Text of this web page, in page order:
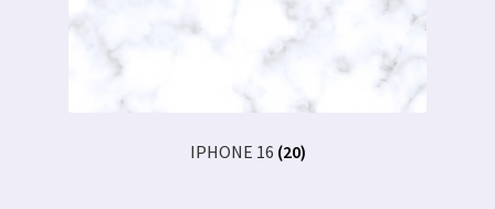
IPHONE 16 (20)